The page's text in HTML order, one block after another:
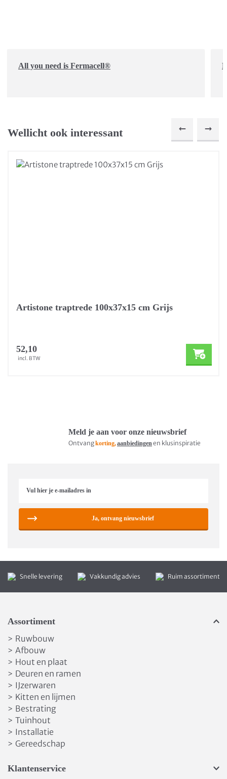
All you need is Fermacell®
Wellicht ook interessant
Artistone traptrede 100x37x15 cm Grijs
52,10
incl. BTW
Meld je aan voor onze nieuwsbrief
Ontvangkorting,aanbiedingen en klusinspiratie
Ja, ontvang nieuwsbrief
Snelle levering Vakkundig advies Ruim assortiment
Assortiment
> Ruwbouw
> Afbouw
> Hout en plaat
> Deuren en ramen
> IJzerwaren
> Kitten en lijmen
> Bestrating
> Tuinhout
> Installatie
> Gereedschap
Klantenservice